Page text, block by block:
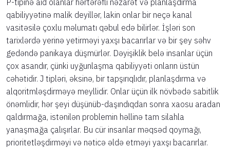
qabiliyyətinə malik deyillər, lakin onlar bir neçə kanal
vasitəsilə çoxlu məlumatı qəbul edə bilirlər. İşləri son
tarixlərdə yerinə yetirməyi yaxşı bacarırlar və bir şey səhv
gedəndə panikaya düşmürlər. Dəyişiklik belə insanlar üçün
çox asandır, çünki uyğunlaşma qabiliyyəti onların üstün
cəhətidir. J tipləri, əksinə, bir tapşırıqlıdır, planlaşdırma və
alqoritmləşdirməyə meyllidir. Onlar üçün ilk növbədə sabitlik
önəmlidir, hər şeyi düşünüb-daşındıqdan sonra xaosu aradan
qaldırmağa, istənilən problemin həllinə tam silahla
yanaşmağa çalışırlar. Bu cür insanlar məqsəd qoymağı,
prioritetləşdirməyi və nəticə əldə etməyi yaxşı bacarırlar.